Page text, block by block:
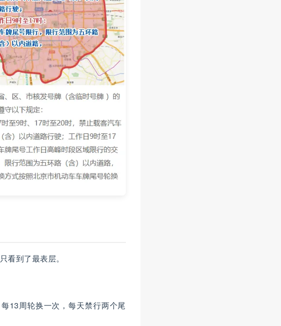
看到了最表层。
13周轮换一次，每天禁行两个尾